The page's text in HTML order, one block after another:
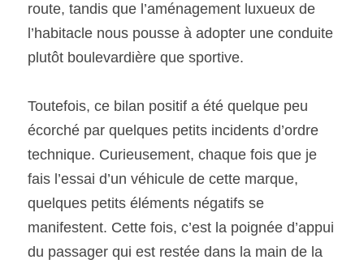
route, tandis que l’aménagement luxueux de
l’habitacle nous pousse à adopter une conduite
plutôt boulevardière que sportive.
Toutefois, ce bilan positif a été quelque peu
écorché par quelques petits incidents d’ordre
technique. Curieusement, chaque fois que je
fais l’essai d’un véhicule de cette marque,
quelques petits éléments négatifs se
manifestent. Cette fois, c’est la poignée d’appui
du passager qui est restée dans la main de la